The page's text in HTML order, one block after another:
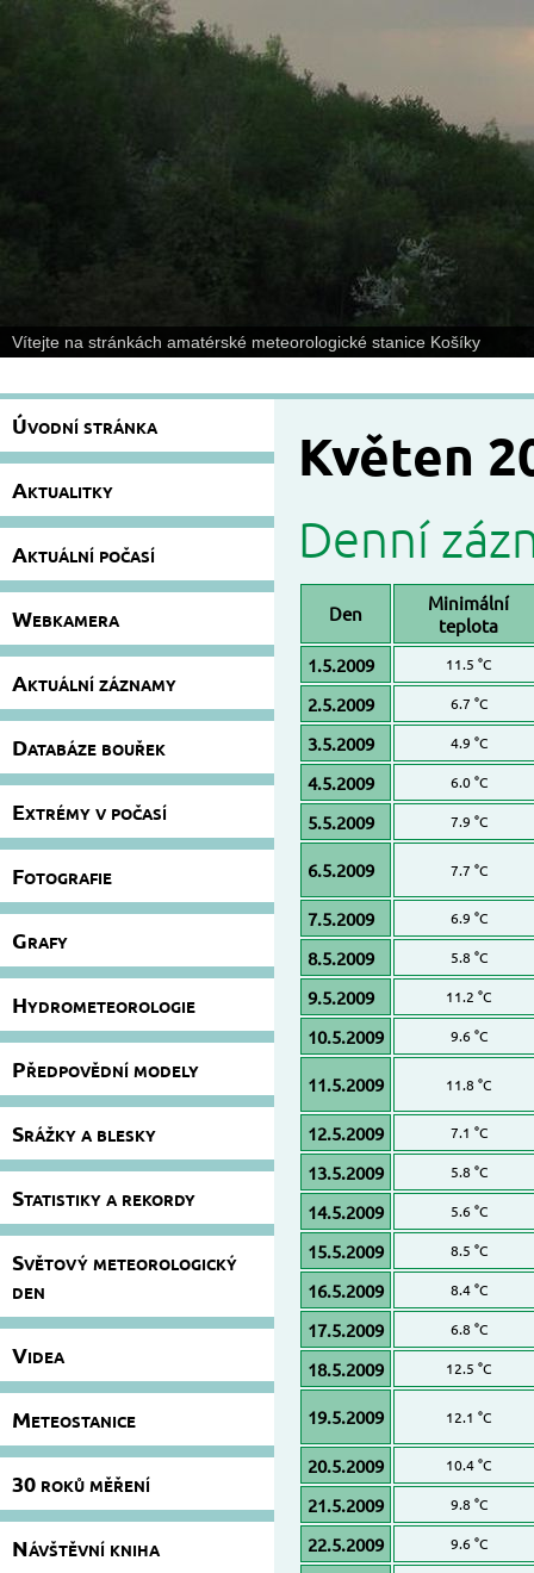
Vítejte na stránkách amatérské meteorologické stanice Košíky
Úvodní stránka
Aktualitky
Aktuální počasí
Webkamera
Aktuální záznamy
Databáze bouřek
Extrémy v počasí
Fotografie
Grafy
Hydrometeorologie
Předpovědní modely
Srážky a blesky
Statistiky a rekordy
Světový meteorologický
den
Videa
Meteostanice
30 roků měření
Návštěvní kniha
Květen
Denní
Den
Minimální
teplota
1.5.2009
11.5 °C
2.5.2009 6.7 °C
3.5.2009 4.9 °C
4.5.2009 6.0 °C
5.5.2009 7.9 °C
6.5.2009 7.7 °C
7.5.2009 6.9 °C
8.5.2009 5.8 °C
9.5.2009 11.2 °C
10.5.2009 9.6 °C
11.5.2009 11.8 °C
12.5.2009 7.1 °C
13.5.2009 5.8 °C
14.5.2009 5.6 °C
15.5.2009 8.5 °C
16.5.2009 8.4 °C
17.5.2009 6.8 °C
18.5.2009 12.5 °C
19.5.2009 12.1 °C
20.5.2009 10.4 °C
21.5.2009 9.8 °C
22.5.2009 9.6 °C